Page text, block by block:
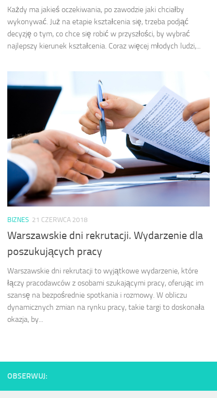
Każdy ma jakieś oczekiwania, po zawodzie jaki chciałby
wykonywać. Już na etapie kształcenia się, trzeba podjąć
decyzję o tym, co chce się robić w przyszłości, by wybrać
najlepszy kierunek kształcenia. Coraz więcej młodych ludzi,...
BIZNES 21 CZERWCA 2018
Warszawskie dni rekrutacji. Wydarzenie dla
poszukujących pracy
Warszawskie dni rekrutacji to wyjątkowe wydarzenie, które
łączy pracodawców z osobami szukającymi pracy, oferując im
szansę na bezpośrednie spotkania i rozmowy. W obliczu
dynamicznych zmian na rynku pracy, takie targi to doskonała
okazja, by...
OBSERWUJ: